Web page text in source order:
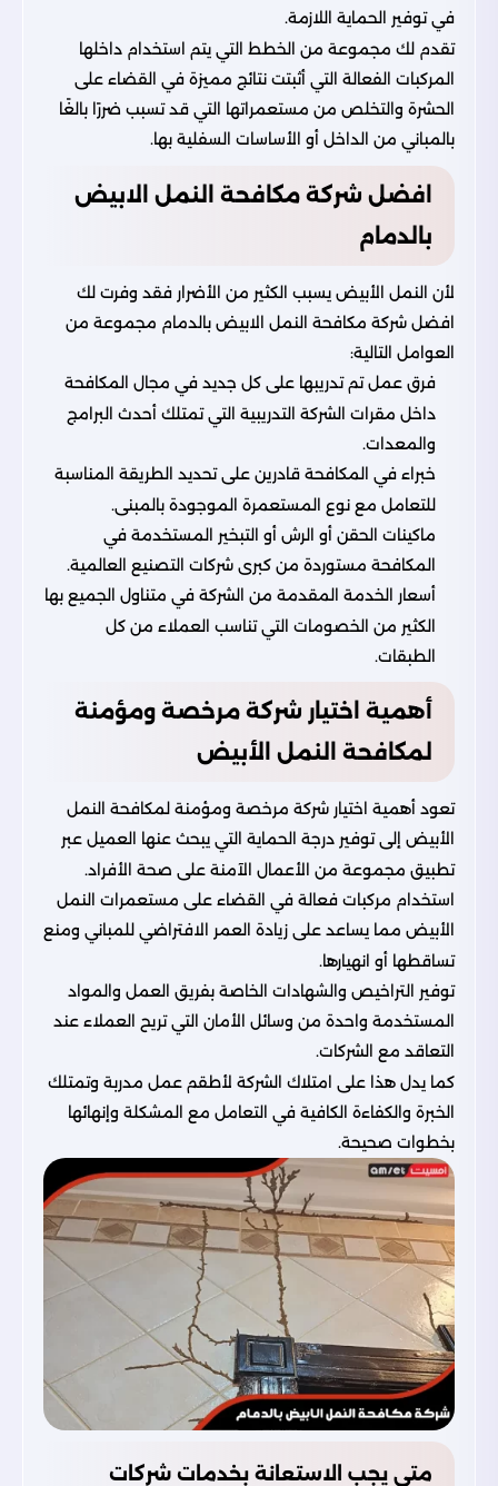
في توفير الحماية اللازمة.
تقدم لك مجموعة من الخطط التي يتم استخدام داخلها
المركبات الفعالة التي أثبتت نتائج مميزة في القضاء على
الحشرة والتخلص من مستعمراتها التي قد تسبب ضررًا بالغًا
بالمباني من الداخل أو الأساسات السفلية بها.
افضل شركة مكافحة النمل الابيض
بالدمام
لأن النمل الأبيض يسبب الكثير من الأضرار فقد وفرت لك
افضل شركة مكافحة النمل الابيض بالدمام مجموعة من
العوامل التالية:
فرق عمل تم تدريبها على كل جديد في مجال المكافحة
داخل مقرات الشركة التدريبية التي تمتلك أحدث البرامج
والمعدات.
خبراء في المكافحة قادرين على تحديد الطريقة المناسبة
للتعامل مع نوع المستعمرة الموجودة بالمبنى.
ماكينات الحقن أو الرش أو التبخير المستخدمة في
المكافحة مستوردة من كبرى شركات التصنيع العالمية.
أسعار الخدمة المقدمة من الشركة في متناول الجميع بها
الكثير من الخصومات التي تناسب العملاء من كل
الطبقات.
أهمية اختيار شركة مرخصة ومؤمنة
لمكافحة النمل الأبيض
تعود أهمية اختيار شركة مرخصة ومؤمنة لمكافحة النمل
الأبيض إلى توفير درجة الحماية التي يبحث عنها العميل عبر
تطبيق مجموعة من الأعمال الآمنة على صحة الأفراد.
استخدام مركبات فعالة في القضاء على مستعمرات النمل
الأبيض مما يساعد على زيادة العمر الافتراضي للمباني ومنع
تساقطها أو انهيارها.
توفير التراخيص والشهادات الخاصة بفريق العمل والمواد
المستخدمة واحدة من وسائل الأمان التي تريح العملاء عند
التعاقد مع الشركات.
كما يدل هذا على امتلاك الشركة لأطقم عمل مدربة وتمتلك
الخبرة والكفاءة الكافية في التعامل مع المشكلة وإنهائها
بخطوات صحيحة.
متى يجب الاستعانة بخدمات شركات